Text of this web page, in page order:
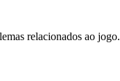
relacionados ao jogo.